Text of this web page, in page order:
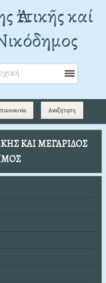
Ἀττικῆς καί
Αναζήτηση
ΚΑΙ ΜΕΓΑΡΙΔΟΣ